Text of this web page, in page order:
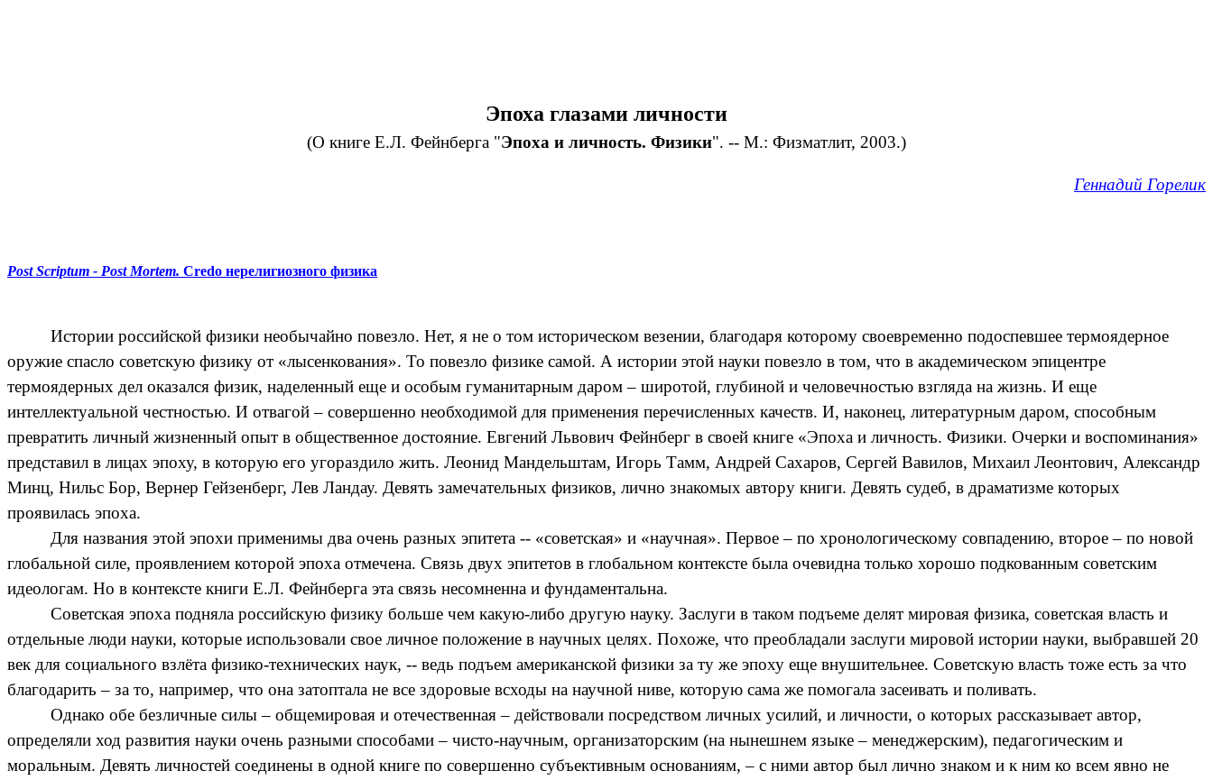
Эпоха глазами личности
(О книге Е.Л. Фейнберга "Эпоха и личность. Физики". -- М.: Физматлит, 2003.)
Геннадий Горелик
Post Scriptum - Post Mortem. Credo нерелигиозного физика
Истории российской физики необычайно повезло. Нет, я не о том историческом везении, благодаря которому своевременно подоспевшее термоядерное
оружие спасло советскую физику от «лысенкования». То повезло физике самой. А истории этой науки повезло в том, что в академическом эпицентре
термоядерных дел оказался физик, наделенный еще и особым гуманитарным даром – широтой, глубиной и человечностью взгляда на жизнь. И еще
интеллектуальной честностью. И отвагой – совершенно необходимой для применения перечисленных качеств. И, наконец, литературным даром, способным
превратить личный жизненный опыт в общественное достояние. Евгений Львович Фейнберг в своей книге «Эпоха и личность. Физики. Очерки и воспоминания»
представил в лицах эпоху, в которую его угораздило жить. Леонид Мандельштам, Игорь Тамм, Андрей Сахаров, Сергей Вавилов, Михаил Леонтович, Александр
Минц, Нильс Бор, Вернер Гейзенберг, Лев Ландау. Девять замечательных физиков, лично знакомых автору книги. Девять судеб, в драматизме которых
проявилась эпоха.
Для названия этой эпохи применимы два очень разных эпитета -- «советская» и «научная». Первое – по хронологическому совпадению, второе – по новой
глобальной силе, проявлением которой эпоха отмечена. Связь двух эпитетов в глобальном контексте была очевидна только хорошо подкованным советским
идеологам. Но в контексте книги Е.Л. Фейнберга эта связь несомненна и фундаментальна.
Советская эпоха подняла российскую физику больше чем какую-либо другую науку. Заслуги в таком подъеме делят мировая физика, советская власть и
отдельные люди науки, которые использовали свое личное положение в научных целях. Похоже, что преобладали заслуги мировой истории науки, выбравшей 20
век для социального взлёта физико-технических наук, -- ведь подъем американской физики за ту же эпоху еще внушительнее. Советскую власть тоже есть за что
благодарить – за то, например, что она затоптала не все здоровые всходы на научной ниве, которую сама же помогала засеивать и поливать.
Однако обе безличные силы – общемировая и отечественная – действовали посредством личных усилий, и личности, о которых рассказывает автор,
определяли ход развития науки очень разными способами – чисто-научным, организаторским (на нынешнем языке – менеджерским), педагогическим и
моральным. Девять личностей соединены в одной книге по совершенно субъективным основаниям, – с ними автор был лично знаком и к ним ко всем явно не